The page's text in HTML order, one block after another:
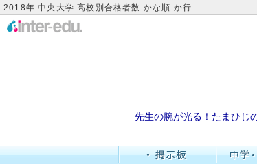
2018年 中央大学 高校別合格者数 かな順 か行
先生の腕が光る！たまひじ